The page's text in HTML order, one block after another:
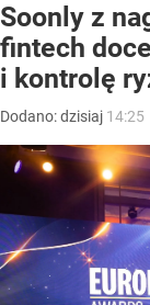
Soonly z
fintech
i kontrolę
Dodano:dzisiaj 14:25